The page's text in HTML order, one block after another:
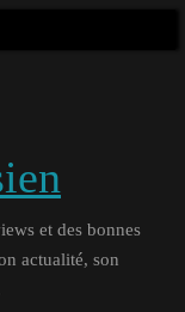
et des bonnes
actualité, son